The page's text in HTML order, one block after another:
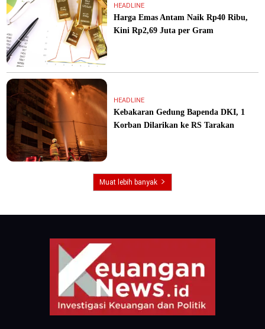
HEADLINE
Harga Emas Antam Naik Rp40 Ribu,
Kini Rp2,69 Juta per Gram
HEADLINE
Kebakaran Gedung Bapenda DKI, 1
Korban Dilarikan ke RS Tarakan
Muat lebih banyak